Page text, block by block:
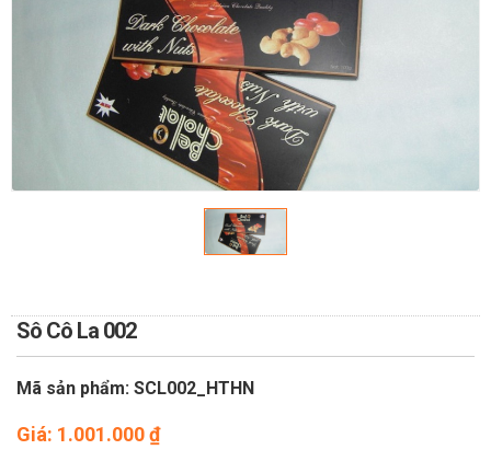
Sô Cô La 002
Mã sản phẩm: SCL002_HTHN
Giá: 1.001.000₫
QUÀ TẾT 2026
PHƯƠNG THỨC THANH
TOÁN
TUYẾN TẠI HÀ NỘI